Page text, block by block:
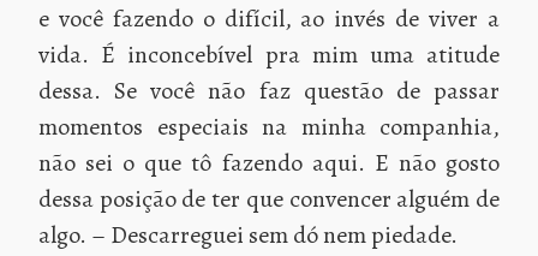
e você fazendo o difícil, ao invés de viver a
vida. É inconcebível pra mim uma atitude
dessa. Se você não faz questão de passar
momentos especiais na minha companhia,
não sei o que tô fazendo aqui. E não gosto
dessa posição de ter que convencer alguém de
algo. – Descarreguei sem dó nem piedade.